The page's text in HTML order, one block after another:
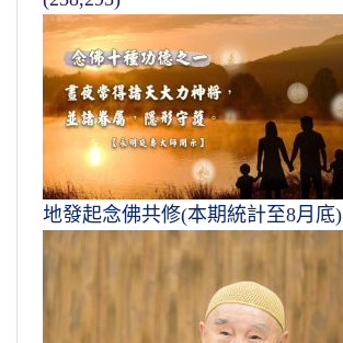
地發起念佛共修(本期統計至8月底)